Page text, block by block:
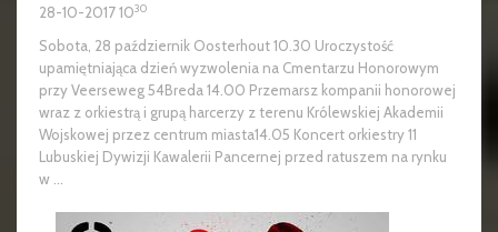
28-10-2017 1030
Sobota, 28 październik Oosterhout 10.30 Uroczystość
upamiętniająca dzień wyzwolenia na Cmentarzu Honorowym
przy Veerseweg 54Breda 14.00 Przemarsz kompanii honorowej
wraz z orkiestrą i grupą harcerzy z terenu Królewskiej Akademii
Wojskowej przez centrum miasta14.05 Koncert orkiestry 11
Lubuskiej Dywizji Kawalerii Pancernej przed ratuszem na rynku
w ...